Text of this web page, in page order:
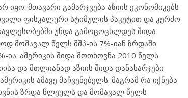
მთავარი გამარჯვება აზიის ეკონომიკებს
ფისკალური სტიმულის პაკეტით და კერძო
უნდა გამოცოცხლდეს შიდა
მომავალ წელს მშპ-ის 7%-იან ზრდაში
ია. ამერიკის შიდა მოთხოვნა 2010 წელს
და მთლიანად აზიის შიდა დანახარჯები
ამავე მაჩვენებელს. მაგრამ რა იქნება
ზრდა წლეულს და მომავალ წელს